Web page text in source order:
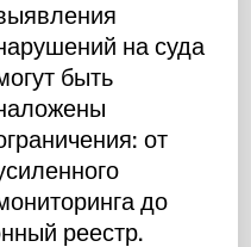
на суда
быть
от
до
реестр.